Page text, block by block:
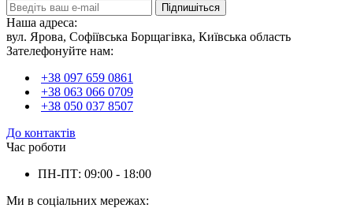
Підпишіться
Наша адреса:
вул. Ярова, Софіївська Борщагівка, Київська область
Зателефонуйте нам:
+38 097 659 0861
+38 063 066 0709
+38 050 037 8507
До контактів
Час роботи
ПН-ПТ: 09:00 - 18:00
Ми в соціальних мережах: